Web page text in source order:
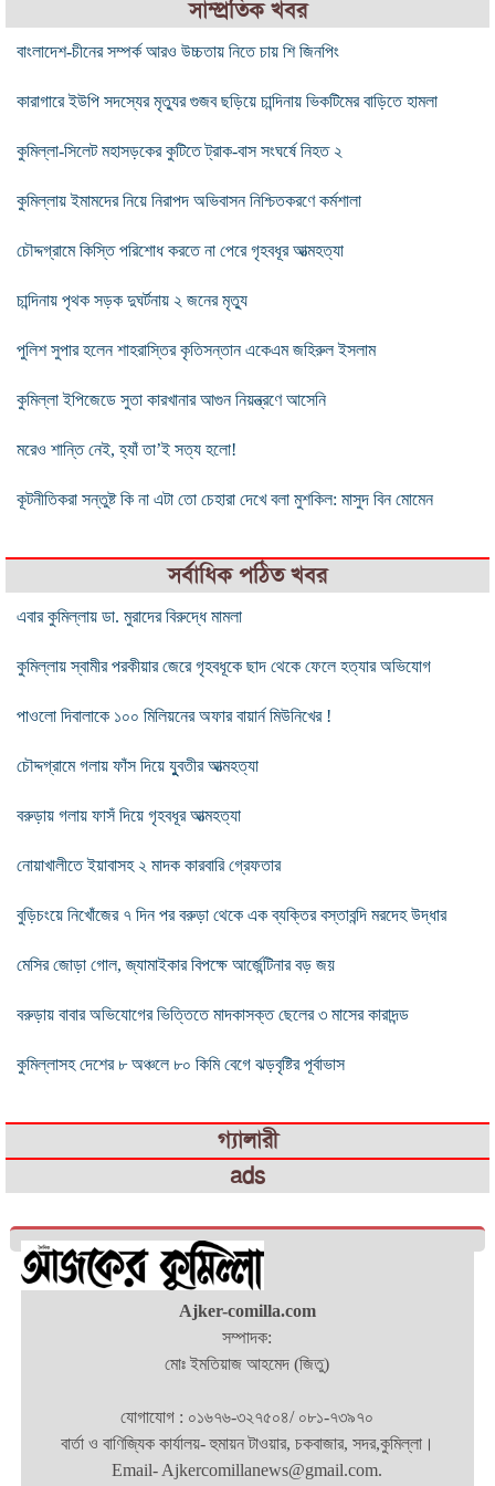
সাম্প্রতিক খবর
বাংলাদেশ-চীনের সম্পর্ক আরও উচ্চতায় নিতে চায় শি জিনপিং
কারাগারে ইউপি সদস্যের মৃত্যুর গুজব ছড়িয়ে চান্দিনায় ভিকটিমের বাড়িতে হামলা
কুমিল্লা-সিলেট মহাসড়কের কুটিতে ট্রাক-বাস সংঘর্ষে নিহত ২
কুমিল্লায় ইমামদের নিয়ে নিরাপদ অভিবাসন নিশ্চিতকরণে কর্মশালা
চৌদ্দগ্রামে কিস্তি পরিশোধ করতে না পেরে গৃহবধূর আত্মহত্যা
চান্দিনায় পৃথক সড়ক দুঘর্টনায় ২ জনের মৃত্যু
পুলিশ সুপার হলেন শাহরাস্তির কৃতিসন্তান একেএম জহিরুল ইসলাম
কুমিল্লা ইপিজেডে সুতা কারখানার আগুন নিয়ন্ত্রণে আসেনি
মরেও শান্তি নেই, হ্যাঁ তা’ই সত্য হলাে!
কূটনীতিকরা সন্তুষ্ট কি না এটা তো চেহারা দেখে বলা মুশকিল: মাসুদ বিন মোমেন
সর্বাধিক পঠিত খবর
এবার কুমিল্লায় ডা. মুরাদের বিরুদ্ধে মামলা
কুমিল্লায় স্বামীর পরকীয়ার জেরে গৃহবধূকে ছাদ থেকে ফেলে হত্যার অভিযোগ
পাওলো দিবালাকে ১০০ মিলিয়নের অফার বায়ার্ন মিউনিখের !
চৌদ্দগ্রামে গলায় ফাঁস দিয়ে যুুবতীর আত্মহত্যা
বরুড়ায় গলায় ফাসঁ দিয়ে গৃহবধূর আত্মহত্যা
নোয়াখালীতে ইয়াবাসহ ২ মাদক কারবারি গ্রেফতার
বুড়িচংয়ে নিখোঁজের ৭ দিন পর বরুড়া থেকে এক ব্যক্তির বস্তাবন্দি মরদেহ উদ্ধার
মেসির জোড়া গোল, জ্যামাইকার বিপক্ষে আর্জেন্টিনার বড় জয়
বরুড়ায় বাবার অভিযোগের ভিত্তিতে মাদকাসক্ত ছেলের ৩ মাসের কারাদন্ড
কুমিল্লাসহ দেশের ৮ অঞ্চলে ৮০ কিমি বেগে ঝড়বৃষ্টির পূর্বাভাস
গ্যালারী
ads
Ajker-comilla.com
সম্পাদক:
মোঃ ইমতিয়াজ আহমেদ (জিতু)
যোগাযোগ : ০১৬৭৬-৩২৭৫০৪/ ০৮১-৭৩৯৭০
বার্তা ও বাণিজ্যিক কার্যালয়- হুমায়ন টাওয়ার, চকবাজার, সদর,কুমিল্লা।
Email- Ajkercomillanews@gmail.com.